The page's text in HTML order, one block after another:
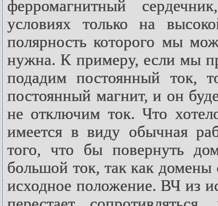
ферромагнитный
условиях только на
полярность которого мы
нужна. К примеру, если мы
подадим постоянный ток,
постоянный магнит, и он
не отключим ток. Что
имеется в виду обычная
того, что бы повернуть
большой ток, так как домены
исходное положение. ВЧ из